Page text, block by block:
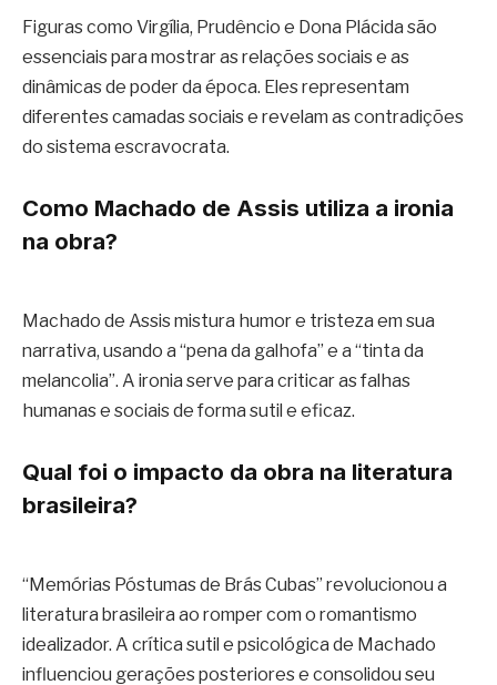
Figuras como Virgília, Prudêncio e Dona Plácida são
essenciais para mostrar as relações sociais e as
dinâmicas de poder da época. Eles representam
diferentes camadas sociais e revelam as contradições
do sistema escravocrata.
Como Machado de Assis utiliza a ironia
na obra?
Machado de Assis mistura humor e tristeza em sua
narrativa, usando a “pena da galhofa” e a “tinta da
melancolia”. A ironia serve para criticar as falhas
humanas e sociais de forma sutil e eficaz.
Qual foi o impacto da obra na literatura
brasileira?
“Memórias Póstumas de Brás Cubas” revolucionou a
literatura brasileira ao romper com o romantismo
idealizador. A crítica sutil e psicológica de Machado
influenciou gerações posteriores e consolidou seu